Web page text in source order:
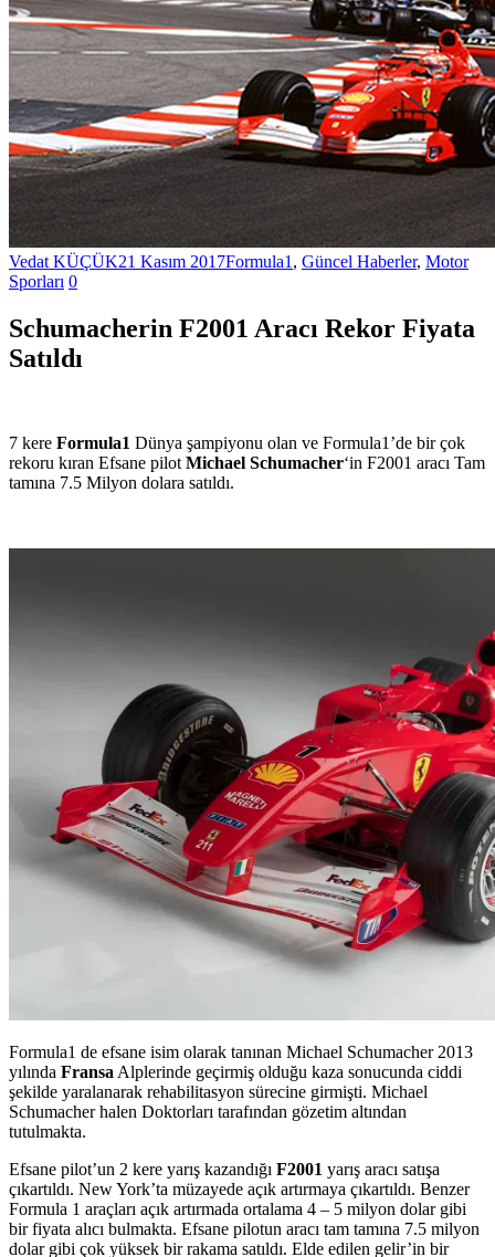
Vedat KÜÇÜK21 Kasım 2017Formula1 , Güncel Haberler, Motor
Sporları 0
Schumacherin F2001 Aracı Rekor Fiyata
Satıldı
7 kere Formula1 Dünya şampiyonu olan ve Formula1’de bir çok
rekoru kıran Efsane pilot Michael Schumacher‘in F2001 aracı Tam
tamına 7.5 Milyon dolara satıldı.
Formula1 de efsane isim olarak tanınan Michael Schumacher 2013
yılında Fransa Alplerinde geçirmiş olduğu kaza sonucunda ciddi
şekilde yaralanarak rehabilitasyon sürecine girmişti. Michael
Schumacher halen Doktorları tarafından gözetim altından
tutulmakta.
Efsane pilot’un 2 kere yarış kazandığı F2001 yarış aracı satışa
çıkartıldı. New York’ta müzayede açık artırmaya çıkartıldı. Benzer
Formula 1 araçları açık artırmada ortalama 4 – 5 milyon dolar gibi
bir fiyata alıcı bulmakta. Efsane pilotun aracı tam tamına 7.5 milyon
dolar gibi çok yüksek bir rakama satıldı. Elde edilen gelir’in bir